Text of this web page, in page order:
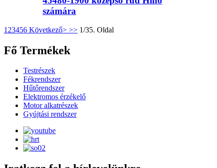
számára
1 23456 Következő> >> 1/35. Oldal
Fő Termékek
Testrészek
Fékrendszer
Hűtőrendszer
Elektromos érzékelő
Motor alkatrészek
Gyújtási rendszer